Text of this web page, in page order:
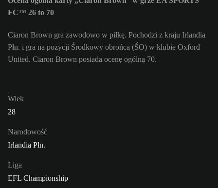
FC™ 26 to 70
Ciaron Brown gra zawodowo w piłkę. Pochodzi z kraju Irlandia
Płn. i gra na pozycji Środkowy obrońca (ŚO) w klubie Oxford
United. Ciaron Brown posiada ocenę ogólną 70.
Wiek
28
Narodowość
Irlandia Płn.
Liga
EFL Championship